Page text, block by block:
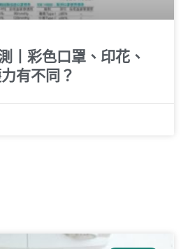
丨彩色口罩、印花、
有不同？